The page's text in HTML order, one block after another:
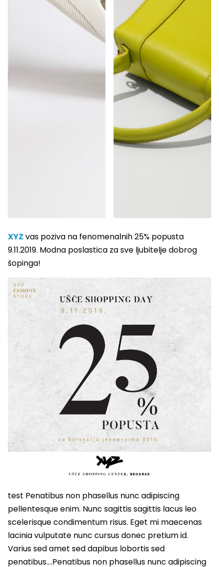
XYZ vas poziva na fenomenalnih 25% popusta
9.11.2019. Modna poslastica za sve ljubitelje dobrog
šopinga!
test Penatibus non phasellus nunc adipiscing
pellentesque enim. Nunc sagittis sagittis lacus leo
scelerisque condimentum risus. Eget mi maecenas
lacinia vulputate nunc cursus donec pretium id.
Varius sed amet sed dapibus lobortis sed
penatibus….Penatibus non phasellus nunc adipiscing